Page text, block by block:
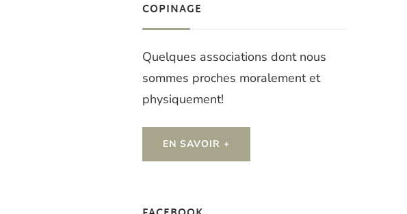
COPINAGE
Quelques associations dont nous
sommes proches moralement et
physiquement!
EN SAVOIR +